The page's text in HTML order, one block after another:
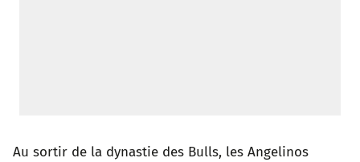
Au sortir de la dynastie des Bulls, les Angelinos